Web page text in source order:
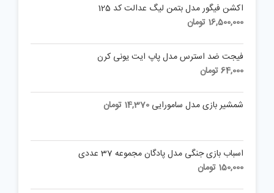
اکشن فیگور مدل بتمن لیگ عدالت کد 125
16,500,000 تومان
فیجت ضد استرس مدل پاپ ایت یونی کرن
64,000تومان
شمشیر بازی مدل سامورایی 14,370 تومان
اسباب بازی جنگی مدل پادگان مجموعه 37 عددی
150,000 تومان